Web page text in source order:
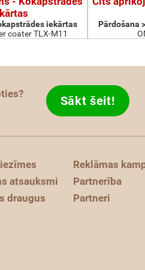
iekārtas
coater TLX-M11
Pārdošana
Sākt šeit!
atsauksmi
draugus
Reklāmas
Partnerība
Partneri